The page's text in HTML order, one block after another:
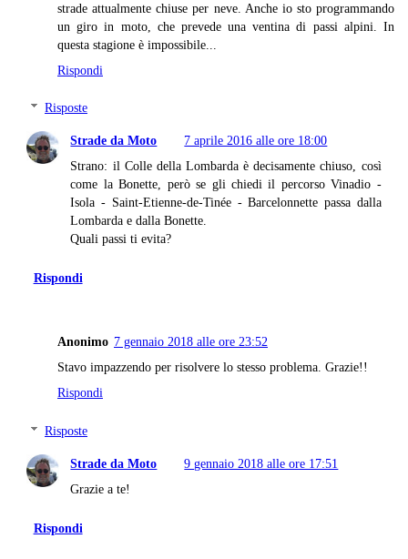
strade attualmente chiuse per neve. Anche io sto programmando
un giro in moto, che prevede una ventina di passi alpini. In
questa stagione è impossibile...
Rispondi
Risposte
Strade da Moto
7 aprile 2016 alle ore 18:00
Strano: il Colle della Lombarda è decisamente chiuso, così
come la Bonette, però se gli chiedi il percorso Vinadio -
Isola - Saint-Etienne-de-Tinée - Barcelonnette passa dalla
Lombarda e dalla Bonette.
Quali passi ti evita?
Rispondi
Anonimo 7 gennaio 2018 alle ore 23:52
Stavo impazzendo per risolvere lo stesso problema. Grazie!!
Rispondi
Risposte
Strade da Moto
9 gennaio 2018 alle ore 17:51
Grazie a te!
Rispondi